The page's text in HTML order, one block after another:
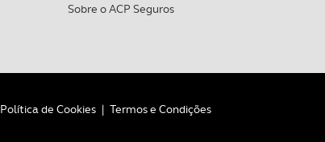
Sobre o ACP Seguros
Política de Cookies | Termos e Condições